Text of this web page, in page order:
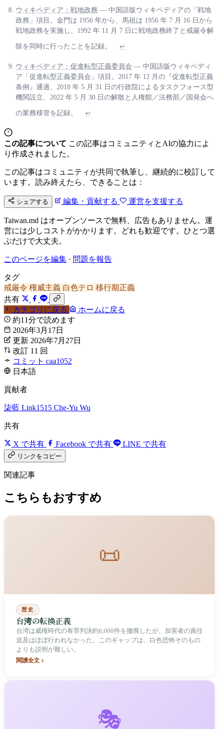
ウィキペディア：戦地政務 — 中国語版ウィキペディアの「戦地
政務」項目。金門は 1956 年から、馬祖は 1956 年 7 月 16 日から
戦地政務を実施し、1992 年 11 月 7 日に戦地政務終了と戒厳令解
除を同時に行ったことを記録。 ↩
ウィキペディア：促進転型正義委員会 — 中国語版ウィキペディ
ア「促進転型正義委員会」項目。2017 年 12 月の『促進転型正義
条例』通過、2018 年 5 月 31 日の行政院によるタスクフォース型
機関設立、2022 年 5 月 30 日の解散と人権館／法務部／国発会へ
の業務移管を記録。 ↩
この記事について この記事はコミュニティとAIの協力によ
り作成されました。
この記事はコミュニティが共同で執筆し、継続的に校訂して
います。読み終えたら、できることは：
シェアする 編集・貢献する 運営を支援する
Taiwan.md はオープンソースで無料、広告もありません。運
営には少しコストがかかります。どれも歓迎です。ひとつ選
ぶだけで大丈夫。
このページを編集 · 問題を報告
タグ
戒厳令 権威主義 白色テロ 移行期正義
共有
カテゴリに戻る
ホームに戻る
約11分で読めます
2026年3月17日
更新 2026年7月27日
改訂 11 回
コミット caa1052
日本語
貢献者
柒藍 Link1515 Che-Yu Wu
共有
X で共有 Facebook で共有 LINE で共有
リンクをコピー
関連記事
こちらもおすすめ
📜
歴史
台湾の転換正義
台湾は威権時代の有罪判決約6,000件を撤廃したが、加害者の責任
追及はほぼ行われなかった。このギャップは、白色恐怖そのもの
よりも説明が難しい。
閱讀全文
🎭